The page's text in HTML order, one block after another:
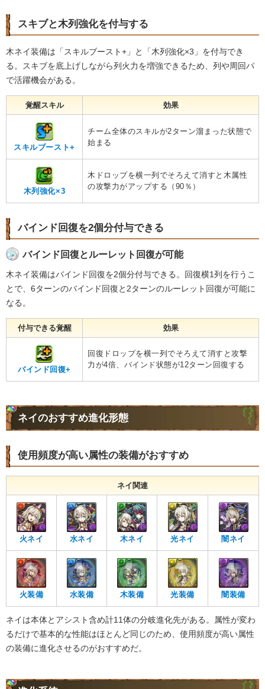
スキブと木列強化を付与する
木ネイ装備は「スキルブースト+」と「木列強化×3」を付与でき
る。スキブを底上げしながら列火力を増強できるため、列や周回パ
で活躍機会がある。
覚醒スキル 効果
スキルブースト+
チーム全体のスキルが2ターン溜まった状態で
始まる
木列強化×3
木ドロップを横一列でそろえて消すと木属性
の攻撃力がアップする（90％）
バインド回復を2個分付与できる
バインド回復とルーレット回復が可能
木ネイ装備はバインド回復を2個分付与できる。回復横1列を行うこ
とで、6ターンのバインド回復と2ターンのルーレット回復が可能に
なる。
付与できる覚醒 効果
バインド回復+
回復ドロップを横一列でそろえて消すと攻撃
力が4倍、バインド状態が12ターン回復する
ネイのおすすめ進化形態
使用頻度が高い属性の装備がおすすめ
ネイ関連
火ネイ 水ネイ 木ネイ 光ネイ 闇ネイ
火装備 水装備 木装備 光装備 闇装備
ネイは本体とアシスト含め計11体の分岐進化先がある。属性が変わ
るだけで基本的な性能はほとんど同じのため、使用頻度が高い属性
の装備に進化させるのがおすすめだ。